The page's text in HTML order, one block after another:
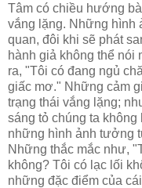
Tâm có chiều hướng
vắng lặng. Những hình
quan, đôi khi sẽ phát
hành giả không thể nói
ra, "Tôi có đang ngủ
giấc mơ." Những cảm
trạng thái vắng lặng;
sáng tỏ chúng ta
những hình ảnh tưởng
Những thắc mắc như,
không? Tôi có lạc lối
những đặc điểm của